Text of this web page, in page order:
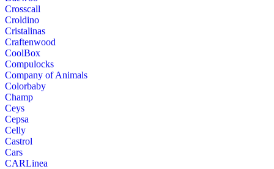
Crosscall
Croldino
Cristalinas
Craftenwood
CoolBox
Compulocks
Company of Animals
Colorbaby
Champ
Ceys
Cepsa
Celly
Castrol
Cars
CARLinea